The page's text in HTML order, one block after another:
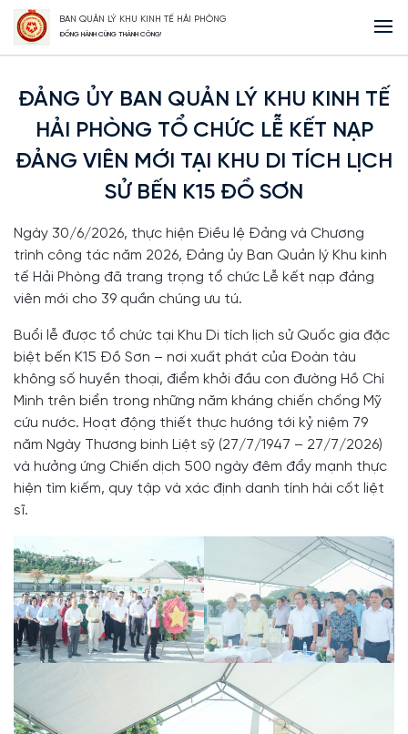
BAN QUẢN LÝ KHU KINH TẾ HẢI PHÒNG
ĐỒNG HÀNH CÙNG THÀNH CÔNG!
Trang Chủ
ĐẢNG ỦY BAN QUẢN LÝ KHU KINH TẾ HẢI PHÒNG TỔ CHỨC LỄ
KẾT NẠP ĐẢNG VIÊN MỚI TẠI KHU DI TÍCH LỊCH SỬ BẾN K15 ĐỒ SƠN
ĐẢNG ỦY BAN QUẢN LÝ KHU KINH TẾ
HẢI PHÒNG TỔ CHỨC LỄ KẾT NẠP
ĐẢNG VIÊN MỚI TẠI KHU DI TÍCH LỊCH
SỬ BẾN K15 ĐỒ SƠN
Ngày 30/6/2026, thực hiện Điều lệ Đảng và Chương
trình công tác năm 2026, Đảng ủy Ban Quản lý Khu kinh
tế Hải Phòng đã trang trọng tổ chức Lễ kết nạp đảng
viên mới cho 39 quần chúng ưu tú.
Buổi lễ được tổ chức tại Khu Di tích lịch sử Quốc gia đặc
biệt bến K15 Đồ Sơn – nơi xuất phát của Đoàn tàu
không số huyền thoại, điểm khởi đầu con đường Hồ Chí
Minh trên biển trong những năm kháng chiến chống Mỹ
cứu nước. Hoạt động thiết thực hướng tới kỷ niệm 79
năm Ngày Thương binh Liệt sỹ (27/7/1947 – 27/7/2026)
và hưởng ứng Chiến dịch 500 ngày đêm đẩy mạnh thực
hiện tìm kiếm, quy tập và xác định danh tính hài cốt liệt
sĩ.